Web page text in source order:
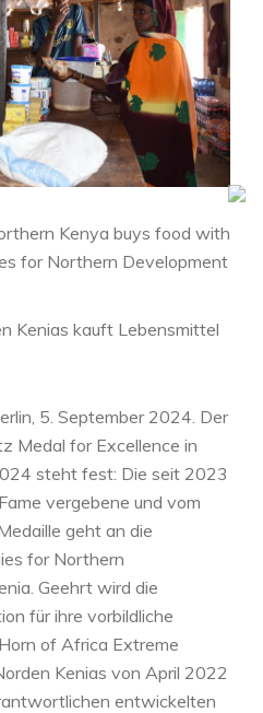
Kenya buys food with
for Northern Development
Kenias kauft Lebensmittel
Development
5. September 2024. Der
Medal for Excellence in
steht fest: Die seit 2023
vergebene und vom
geht an die
for Northern
Geehrt wird die
für ihre vorbildliche
of Africa Extreme
Kenias von April 2022
entwickelten